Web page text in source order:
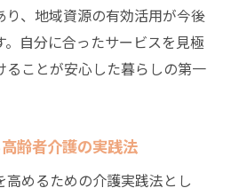
、地域資源の有効活用が今後
。自分に合ったサービスを見極
ることが安心した暮らしの第一
齢者介護の実践法
めるための介護実践法とし